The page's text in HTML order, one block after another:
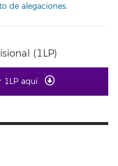
de alegaciones.
(1LP)
1LP aquí